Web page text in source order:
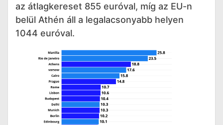
az átlagkereset 855 euróval, míg az EU-n
belül Athén áll a legalacsonyabb helyen
1044 euróval.